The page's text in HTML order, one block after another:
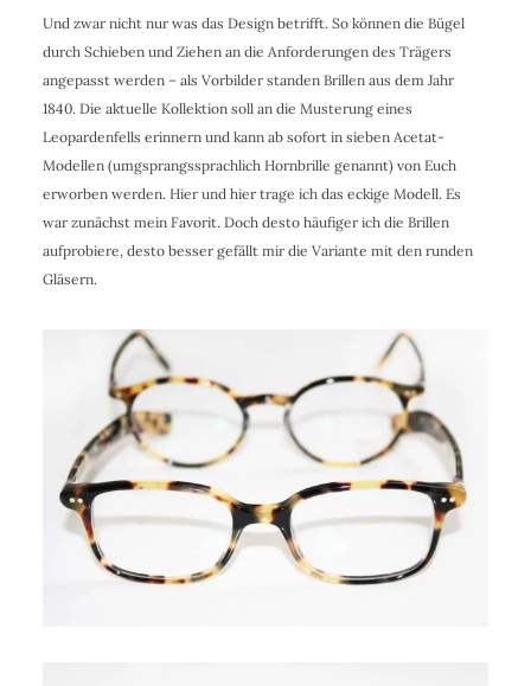
Und zwar nicht nur was das Design betrifft. So können die Bügel
durch Schieben und Ziehen an die Anforderungen des Trägers
angepasst werden – als Vorbilder standen Brillen aus dem Jahr
1840. Die aktuelle Kollektion soll an die Musterung eines
Leopardenfells erinnern und kann ab sofort in sieben Acetat-
Modellen (umgsprangssprachlich Hornbrille genannt) von Euch
erworben werden. Hier und hier trage ich das eckige Modell. Es
war zunächst mein Favorit. Doch desto häufiger ich die Brillen
aufprobiere, desto besser gefällt mir die Variante mit den runden
Gläsern.